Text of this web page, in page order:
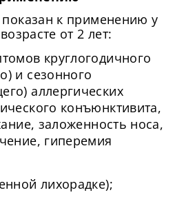
к применению у
от 2 лет:
круглогодичного
и сезонного
аллергических
конъюнктивита,
заложенность носа,
гиперемия
лихорадке);